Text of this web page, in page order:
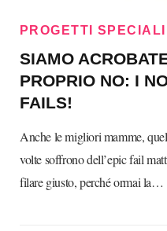
PROGETTI SPECIALI
SIAMO
PROPRIO NO: I
FAILS!
Anche le migliori mamme,
volte soffrono dell’epic fail
filare giusto, perché ormai la…